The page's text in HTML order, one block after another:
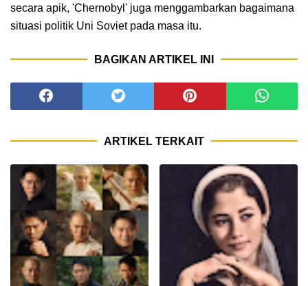
secara apik, 'Chernobyl' juga menggambarkan bagaimana
situasi politik Uni Soviet pada masa itu.
BAGIKAN ARTIKEL INI
ARTIKEL TERKAIT